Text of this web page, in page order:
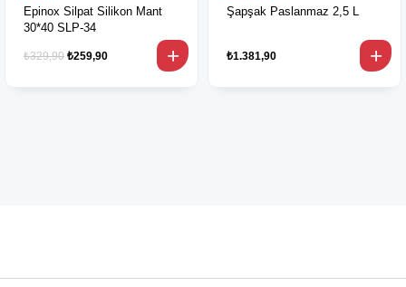
Epinox Silpat Silikon Mant
30*40 SLP-34
₺259,90
₺329,90
Şapşak Paslanmaz 2,5 L
₺1.381,90